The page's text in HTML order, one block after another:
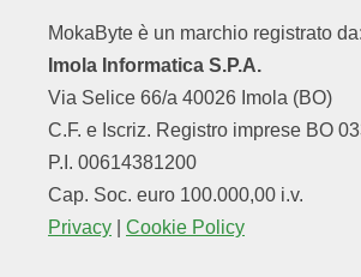
MokaByte è un marchio registrato da:
Imola Informatica S.P.A.
Via Selice 66/a 40026 Imola (BO)
C.F. e Iscriz. Registro imprese BO
P.I. 00614381200
Cap. Soc. euro 100.000,00 i.v.
Privacy
Cookie Policy